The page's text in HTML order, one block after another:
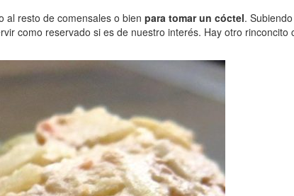
al resto de comensales o bien para tomar un cóctel.
como reservado si es de nuestro interés. Hay otro